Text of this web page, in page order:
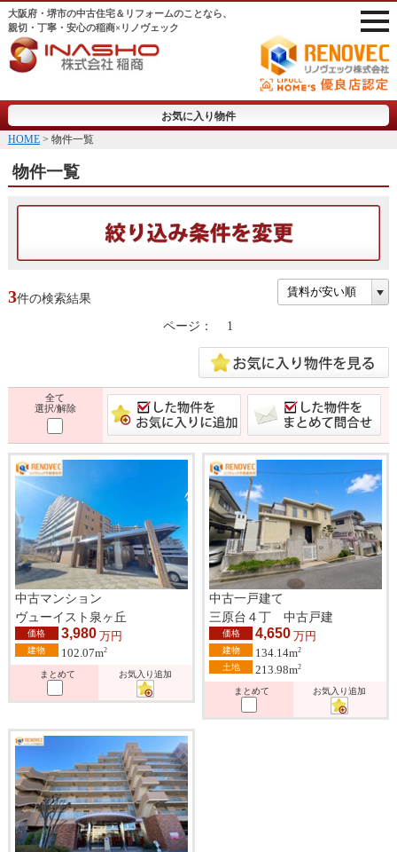
大阪府・堺市の中古住宅＆リフォームのことなら、
親切・丁寧・安心の稲商×リノヴェック
お気に入り物件
HOME> 物件一覧
物件一覧
3件の検索結果
ページ：
1
全て
選択/解除
中古マンション
ヴューイスト泉ヶ丘
価格 3,980 万円
建物 102.07m2
まとめて お気入り追加
中古一戸建て
三原台４丁 中古戸建
価格 4,650 万円
建物 134.14m2
土地 213.98m2
まとめて お気入り追加